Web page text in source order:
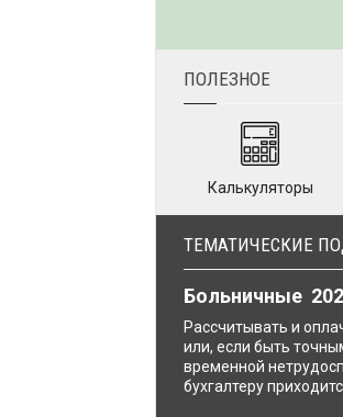
ПОЛЕЗНОЕ
Калькуляторы
ТЕМАТИЧЕСКИЕ
Больничные
Рассчитывать и
или, если быть
временной
бухгалтеру